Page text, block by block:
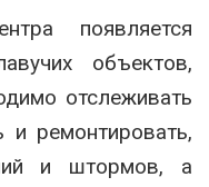
появляется
объектов,
отслеживать
и ремонтировать,
и штормов, а